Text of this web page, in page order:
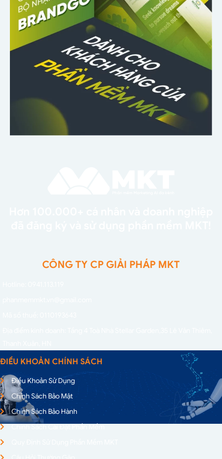
CÔNG TY CP GIẢI PHÁP MKT
ĐIỀU KHOẢN CHÍNH SÁCH
Điều Khoản Sử Dụng
Chính Sách Bảo Mật
Chính Sách Bảo Hành